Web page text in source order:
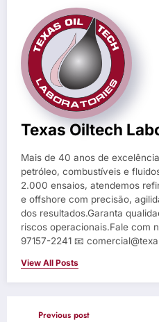
Texas Oiltech
Mais de 40 anos de
petróleo, combustíveis e
2.000 ensaios, atendemos
e offshore com precisão,
dos resultados.Garanta
riscos operacionais.Fale com
97157-2241 📧
View All Posts
Previous post